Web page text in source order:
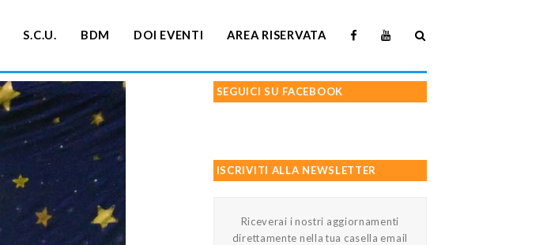
S.C.U. BDM DOI EVENTI AREA RISERVATA
SEGUICI SU FACEBOOK
ISCRIVITI ALLA NEWSLETTER
Riceverai i nostri aggiornamenti
direttamente nella tua casella email